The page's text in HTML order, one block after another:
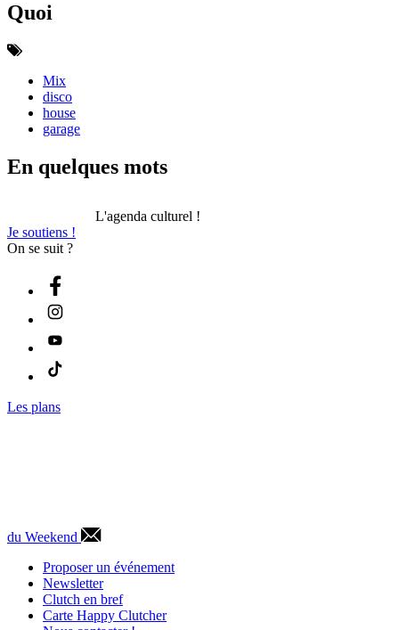
Quoi
Mix
disco
house
garage
En quelques mots
L'agenda culturel !
Je soutiens !
On se suit ?
Les plans
du Weekend
Proposer un événement
Newsletter
Clutch en bref
Carte Happy Clutcher